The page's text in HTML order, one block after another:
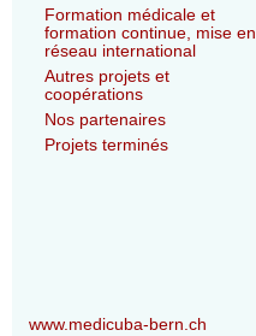
Formation médicale et
formation continue, mise en
réseau international
Autres projets et
coopérations
Nos partenaires
Projets terminés
www.medicuba-bern.ch